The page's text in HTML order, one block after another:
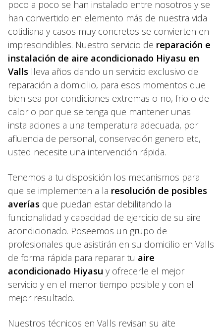
poco a poco se han instalado entre nosotros y se
han convertido en elemento más de nuestra vida
cotidiana y casos muy concretos se convierten en
imprescindibles. Nuestro servicio de reparación e
instalación de aire acondicionado Hiyasu en
Valls lleva años dando un servicio exclusivo de
reparación a domicilio, para esos momentos que
bien sea por condiciones extremas o no, frio o de
calor o por que se tenga que mantener unas
instalaciones a una temperatura adecuada, por
afluencia de personal, conservación genero etc,
usted necesite una intervención rápida.
Tenemos a tu disposición los mecanismos para
que se implementen a la resolución de posibles
averías que puedan estar debilitando la
funcionalidad y capacidad de ejercicio de su aire
acondicionado. Poseemos un grupo de
profesionales que asistirán en su domicilio en Valls
de forma rápida para reparar tu aire
acondicionado Hiyasu y ofrecerle el mejor
servicio y en el menor tiempo posible y con el
mejor resultado.
Nuestros técnicos en Valls revisan su aite